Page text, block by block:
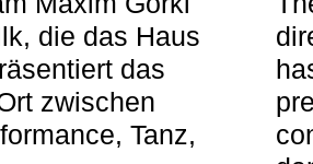
die das Haus
das
zwischen
Tanz,